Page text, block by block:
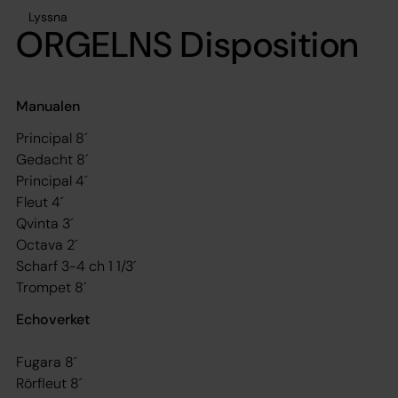
Lyssna
ORGELNS Disposition
Manualen
Principal 8´
Gedacht 8´
Principal 4´
Fleut 4´
Qvinta 3´
Octava 2´
Scharf 3-4 ch 1 1/3´
Trompet 8´
Echoverket
Fugara 8´
Rörfleut 8´